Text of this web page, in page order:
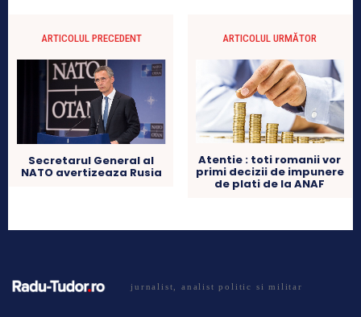
ARTICOLUL PRECEDENT
Secretarul General al
NATO avertizeaza Rusia
ARTICOLUL URMĂTOR
Atentie : toti romanii vor
primi decizii de impunere
de plati de la ANAF
jurnalist, analist politic si militar